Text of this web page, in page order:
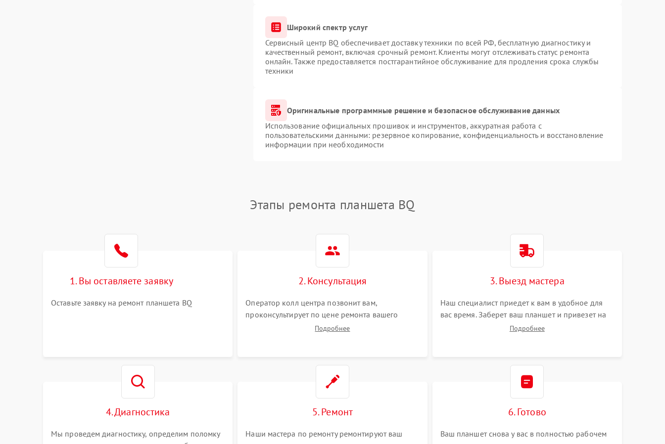
Широкий спектр услуг
Сервисный центр BQ обеспечивает доставку техники по всей РФ, бесплатную диагностику и
качественный ремонт, включая срочный ремонт. Клиенты могут отслеживать статус ремонта
онлайн. Также предоставляется постгарантийное обслуживание для продления срока службы
техники
Оригинальные программные решение и безопасное обслуживание данных
Использование официальных прошивок и инструментов, аккуратная работа с
пользовательскими данными: резервное копирование, конфиденциальность и восстановление
информации при необходимости
Этапы ремонта планшета BQ
1. Вы оставляете заявку
Оставьте заявку на ремонт планшета BQ
2. Консультация
Оператор колл центра позвонит вам,
проконсультирует по цене ремонта вашего
планшета а также ответит на все ваши вопросы.
Подробнее
3. Выезд мастера
Наш специалист приедет к вам в удобное для
вас время. Заберет ваш планшет и привезет на
склад для диагностики.Подробнее
4. Диагностика
Мы проведем диагностику, определим поломку
5. Ремонт
Наши мастера по ремонту ремонтируют ваш
6. Готово
Ваш планшет снова у вас в полностью рабочем